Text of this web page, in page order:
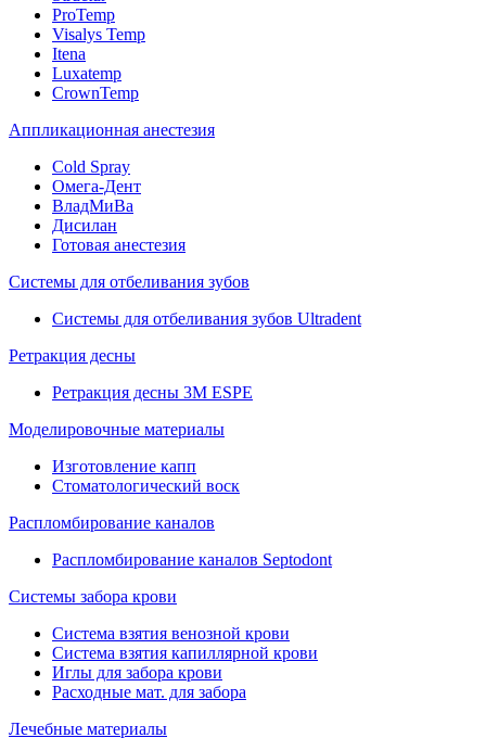
ProTemp
Visalys Temp
Itena
Luxatemp
CrownTemp
Аппликационная анестезия
Cold Spray
Омега-Дент
ВладМиВа
Дисилан
Готовая анестезия
Системы для отбеливания зубов
Системы для отбеливания зубов Ultradent
Ретракция десны
Ретракция десны 3M ESPE
Моделировочные материалы
Изготовление капп
Стоматологический воск
Распломбирование каналов
Распломбирование каналов Septodont
Системы забора крови
Система взятия венозной крови
Система взятия капиллярной крови
Иглы для забора крови
Расходные мат. для забора
Лечебные материалы